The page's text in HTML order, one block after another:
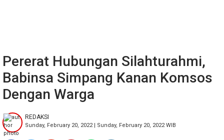
Pererat Hubungan Silahturahmi,
Babinsa Simpang Kanan Komsos
Dengan Warga
REDAKSI
Sunday, February 20, 2022 | Sunday, February 20, 2022 WIB